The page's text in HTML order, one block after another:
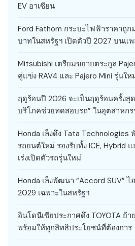
EV อาเซียน
Ford Fathom กระบะไฟฟ้าราคาถูก
บาทในสหรัฐฯ เปิดตัวปี 2027 บนแ
Mitsubishi เตรียมขยายตระกูล
คู่แข่ง RAV4 และ Pajero Mini รุ่นให
ฤดูร้อนปี 2026 จะเป็นฤดูร้อนครั้งสุ
บริโภคช่วยทดสอบรถ” ในอุตสาหก
Honda เล็งดึง Tata
รถยนต์ใหม่ รองรับทั้ง ICE, Hybrid
เร่งเปิดตัวรถรุ่นใหม่
Honda เล็งพัฒนา “Accord SUV”
2029 เฉพาะในสหรัฐฯ
อินโดนีเซียประกาศดึง TOYOTA ย้
พร้อมให้ทุกสิทธิประโยชน์ที่ต้องการ